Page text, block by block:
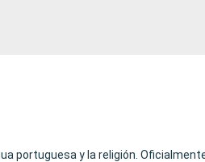
portuguesa y la religión.